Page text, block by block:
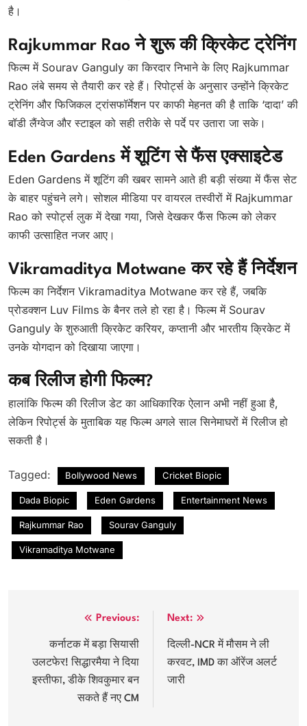
है।
Rajkummar Rao ने शुरू की क्रिकेट ट्रेनिंग
फिल्म में Sourav Ganguly का किरदार निभाने के लिए Rajkummar
Rao लंबे समय से तैयारी कर रहे हैं। रिपोर्ट्स के अनुसार उन्होंने क्रिकेट
ट्रेनिंग और फिजिकल ट्रांसफॉर्मेशन पर काफी मेहनत की है ताकि ‘दादा’ की
बॉडी लैंग्वेज और स्टाइल को सही तरीके से पर्दे पर उतारा जा सके।
Eden Gardens में शूटिंग से फैंस एक्साइटेड
Eden Gardens में शूटिंग की खबर सामने आते ही बड़ी संख्या में फैंस सेट
के बाहर पहुंचने लगे। सोशल मीडिया पर वायरल तस्वीरों में Rajkummar
Rao को स्पोर्ट्स लुक में देखा गया, जिसे देखकर फैंस फिल्म को लेकर
काफी उत्साहित नजर आए।
Vikramaditya Motwane कर रहे हैं निर्देशन
फिल्म का निर्देशन Vikramaditya Motwane कर रहे हैं, जबकि
प्रोडक्शन Luv Films के बैनर तले हो रहा है। फिल्म में Sourav
Ganguly के शुरुआती क्रिकेट करियर, कप्तानी और भारतीय क्रिकेट में
उनके योगदान को दिखाया जाएगा।
कब रिलीज होगी फिल्म?
हालांकि फिल्म की रिलीज डेट का आधिकारिक ऐलान अभी नहीं हुआ है,
लेकिन रिपोर्ट्स के मुताबिक यह फिल्म अगले साल सिनेमाघरों में रिलीज हो
सकती है।
Tagged: Bollywood News Cricket Biopic
Dada Biopic Eden Gardens Entertainment News
Rajkummar Rao Sourav Ganguly
Vikramaditya Motwane
navigation
Previous:
कर्नाटक में बड़ा सियासी
उलटफेर! सिद्धारमैया ने दिया
इस्तीफा, डीके शिवकुमार बन
सकते हैं नए CM
Next:
दिल्ली-NCR में मौसम ने ली
करवट, IMD का ऑरेंज अलर्ट
जारी